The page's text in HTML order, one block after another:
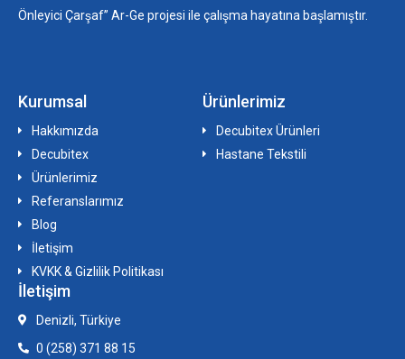
Önleyici Çarşaf” Ar-Ge projesi ile çalışma hayatına başlamıştır.
Kurumsal
Hakkımızda
Decubitex
Ürünlerimiz
Referanslarımız
Blog
İletişim
KVKK & Gizlilik Politikası
Ürünlerimiz
Decubitex Ürünleri
Hastane Tekstili
İletişim
Denizli, Türkiye
0 (258) 371 88 15